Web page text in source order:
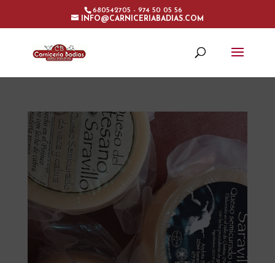
680542705 - 974 50 05 56
INFO@CARNICERIABADIAS.COM